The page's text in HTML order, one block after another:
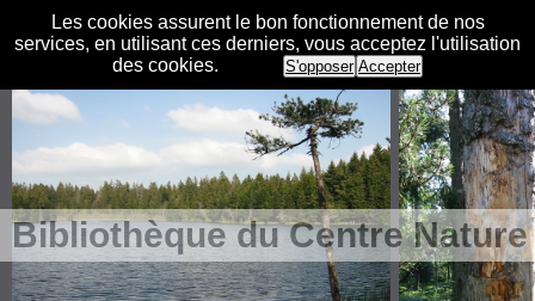
Les cookies assurent le bon fonctionnement de nos
services, en utilisant ces derniers, vous acceptez l'utilisation
des cookies.
S'opposer Accepter
Bibliothèque du Centre